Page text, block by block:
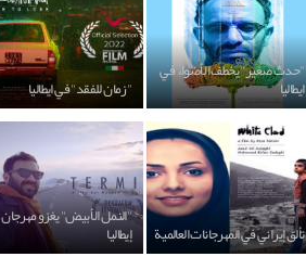
"حدث صغير" يخطف الأضواء في
ايطاليا "زمان للفقد" في ايطاليا
تألق إيراني في المهرجانات العالمية
"النمل الأبيض" يغزو مهرجان
إيطاليا